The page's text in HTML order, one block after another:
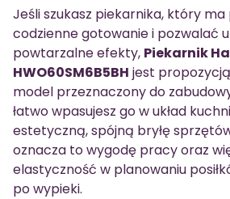
Jeśli szukasz piekarnika, który
codzienne gotowanie i pozwalać
powtarzalne efekty, Piekarnik
HWO60SM6B5BH jest
model przeznaczony do
łatwo wpasujesz go w układ
estetyczną, spójną bryłę
oznacza to wygodę pracy oraz
elastyczność w planowaniu
po wypieki.